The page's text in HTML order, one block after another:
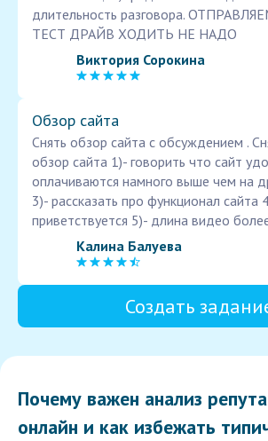
длительность разговора.
ТЕСТ ДРАЙВ ХОДИТЬ НЕ НАДО
Виктория Сорокина
Обзор сайта
Снять обзор сайта с обсуждением .
обзор сайта 1)- говорить что сайт
оплачиваются намного выше чем на
3)- рассказать про функционал сайта
приветствуется 5)- длина видео
Калина Балуева
Создать
Почему важен анализ
онлайн и как избежать